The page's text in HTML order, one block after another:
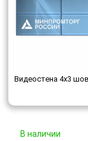
Видеостена 4x3
В наличии